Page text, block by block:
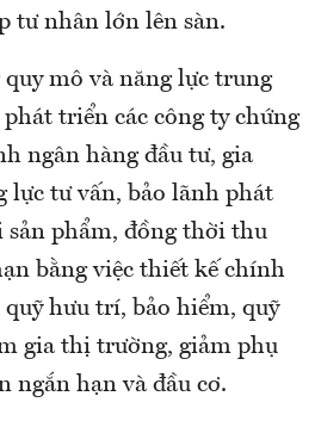
tư nhân lớn lên sàn.
mô và năng lực trung
triển các công ty chứng
ngân hàng đầu tư, gia
lực tư vấn, bảo lãnh phát
sản phẩm, đồng thời thu
bằng việc thiết kế chính
hưu trí, bảo hiểm, quỹ
gia thị trường, giảm phụ
ngắn hạn và đầu cơ.